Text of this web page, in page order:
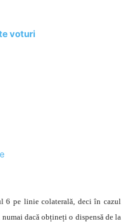
voturi
6 pe linie colaterală, deci în cazul
dacă obțineți o dispensă de la